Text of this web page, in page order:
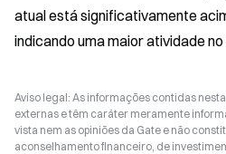
atual está significativamente
indicando uma maior atividade
Aviso legal: As informações contidas
externas e têm caráter meramente
vista nem as opiniões da Gate e não
aconselhamento financeiro, de